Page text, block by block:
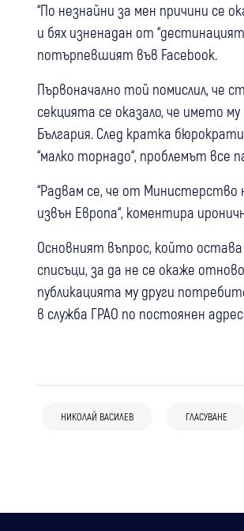
“По незнайни за мен причини се
и бях изненадан от
потърпевшият във Facebook.
Първоначално той помислил, че
секцията се оказало, че името
България. След кратка
“малко торнадо“, проблемът все
“Радвам се, че от Министерство
извън Европа“, коментира
Основният въпрос, който
списъци, за да не се окаже
публикацията му други
в служба ГРАО по постоянен
НИКОЛАЙ ВАСИЛЕВ ГЛАСУВАНЕ
Мистерията с бялата
изтри логото на
гърдите на военния
Парламентът избра
Виктор Йорданов,